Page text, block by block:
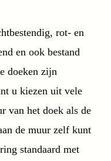
rot- en
en ook bestand
doeken zijn
u kiezen uit vele
van het doek als de
de muur zelf kunt
standaard met